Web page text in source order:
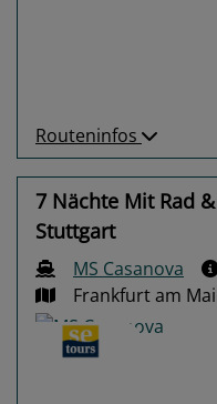
Routeninfos
7 Nächte Mit Rad
Stuttgart
MS Casanova
Frankfurt am